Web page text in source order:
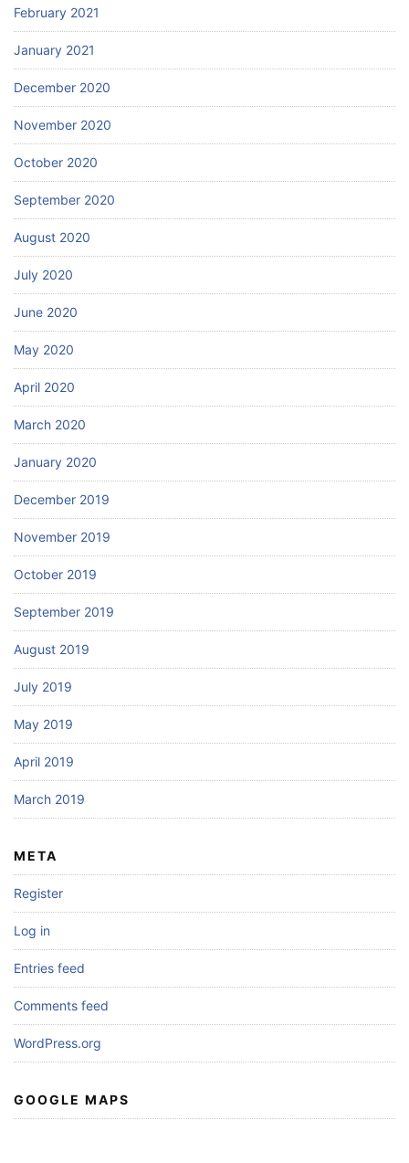
February 2021
January 2021
December 2020
November 2020
October 2020
September 2020
August 2020
July 2020
June 2020
May 2020
April 2020
March 2020
January 2020
December 2019
November 2019
October 2019
September 2019
August 2019
July 2019
May 2019
April 2019
March 2019
META
Register
Log in
Entries feed
Comments feed
WordPress.org
GOOGLE MAPS